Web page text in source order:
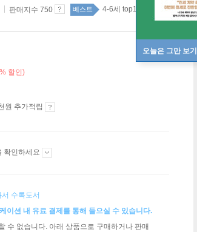
오늘은 그만 보기
판매지수 750 베스트 4-6세 top100 1주
할인)
원 추가적립
확인하세요
수록도서
이션 내 유료 결제를 통해 들으실 수 있습니다.
수 없습니다. 아래 상품으로 구매하거나 판매